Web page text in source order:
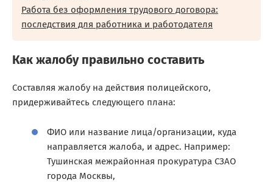
Работа без оформления трудового договора:
последствия для работника и работодателя
Как жалобу правильно составить
Составляя жалобу на действия полицейского,
придерживайтесь следующего плана:
ФИО или название лица/организации, куда
направляется жалоба, и адрес. Например:
Тушинская межрайонная прокуратура СЗАО
города Москвы,